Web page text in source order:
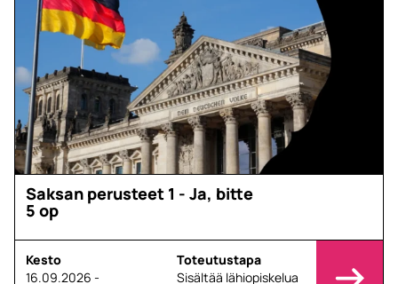
Saksan perusteet 1 - Ja, bitte
5 op
Kesto
16.09.2026 -
Toteutustapa
Sisältää lähiopiskelua